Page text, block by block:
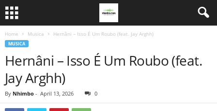
Home Musica Hernâni – Isso É Um Roubo (feat. Jay Arghh)
MUSICA
Hernâni – Isso É Um Roubo (feat.
Jay Arghh)
By Nhimbo - April 13, 2026 0